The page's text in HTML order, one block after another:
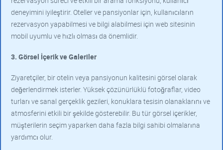
deneyimini iyileştirir. Oteller ve pansiyonlar için, kullanıcıların
rezervasyon yapabilmesi ve bilgi alabilmesi için web sitesinin
mobil uyumlu ve hızlı olması da önemlidir.
3. Görsel İçerik ve Galeriler
Ziyaretçiler, bir otelin veya pansiyonun kalitesini görsel olarak
değerlendirmek isterler. Yüksek çözünürlüklü fotoğraflar, video
turları ve sanal gerçeklik gezileri, konuklara tesisin olanaklarını ve
atmosferini etkili bir şekilde gösterebilir. Bu tür görsel içerikler,
müşterilerin seçim yaparken daha fazla bilgi sahibi olmalarına
yardımcı olur.